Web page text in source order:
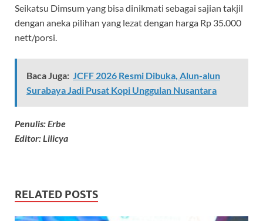
Seikatsu Dimsum yang bisa dinikmati sebagai sajian takjil
dengan aneka pilihan yang lezat dengan harga Rp 35.000
nett/porsi.
Baca Juga: JCFF 2026 Resmi Dibuka, Alun-alun
Surabaya Jadi Pusat Kopi Unggulan Nusantara
Penulis: Erbe
Editor: Lilicya
RELATED POSTS